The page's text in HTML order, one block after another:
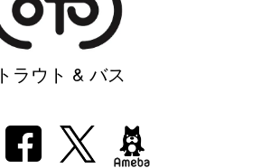
トラウト & バス